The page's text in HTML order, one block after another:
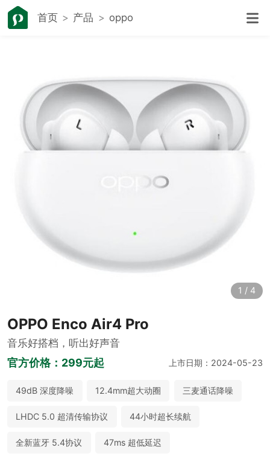
首页 产品 oppo
1 / 4
OPPO Enco Air4 Pro
音乐好搭档，听出好声音
官方价格： 299元起 上市日期：2024-05-23
49dB 深度降噪 12.4mm超大动圈 三麦通话降噪
LHDC 5.0 超清传输协议 44小时超长续航
全新蓝牙 5.4协议 47ms 超低延迟